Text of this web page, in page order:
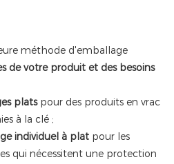
méthode d'emballage
de votre produit et des besoins
platspour des produits en vrac
à la clé ;
individuel à platpour les
qui nécessitent une protection